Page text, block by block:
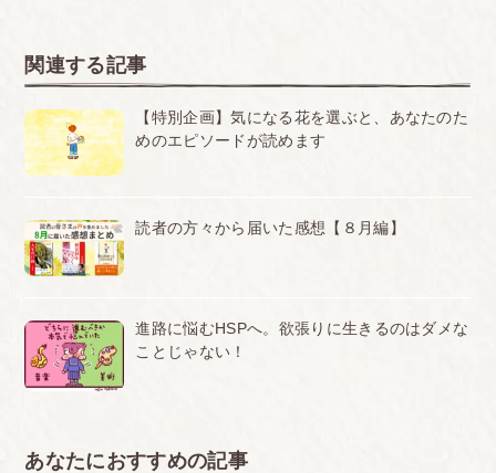
関連する記事
【特別企画】気になる花を選ぶと、あなたのた
めのエピソードが読めます
読者の方々から届いた感想【８月編】
進路に悩むHSPへ。欲張りに生きるのはダメな
ことじゃない！
あなたにおすすめの記事